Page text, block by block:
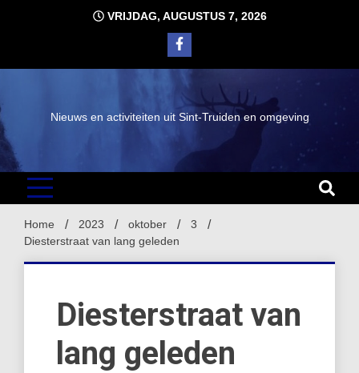
VRIJDAG, AUGUSTUS 7, 2026
Nieuws en activiteiten uit Sint-Truiden en omgeving
Home 2023 oktober
3
Diesterstraat van lang geleden
Diesterstraat van
lang geleden